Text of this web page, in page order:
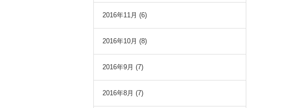
2016年11月 (6)
2016年10月 (8)
2016年9月 (7)
2016年8月 (7)